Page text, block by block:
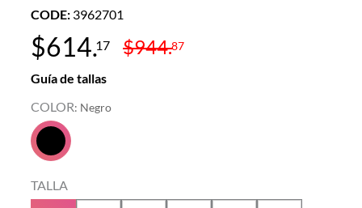
CODE: 3962701
$614.17 $944.87
Guía de tallas
COLOR: Negro
TALLA